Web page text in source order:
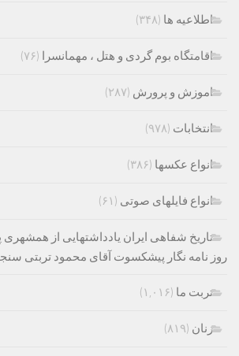
اطلاعیه ها (۳۴۸)
اقامتگاه بوم گردی و هتل ، مهمانسرا (۷۶)
اموزش و پرورش (۲۸۷)
انتخابات (۹۷۸)
انواع عکسها (۳۸۶)
انواع فایلهای صوتی (۶۱)
تاریخ شفاهی ایران یادداشتهایی از همشهری
روز نامه نگار پیشکسوت آقای محمود تربتی
تربت ما (۱,۰۱۶)
زنان (۸۱۹)